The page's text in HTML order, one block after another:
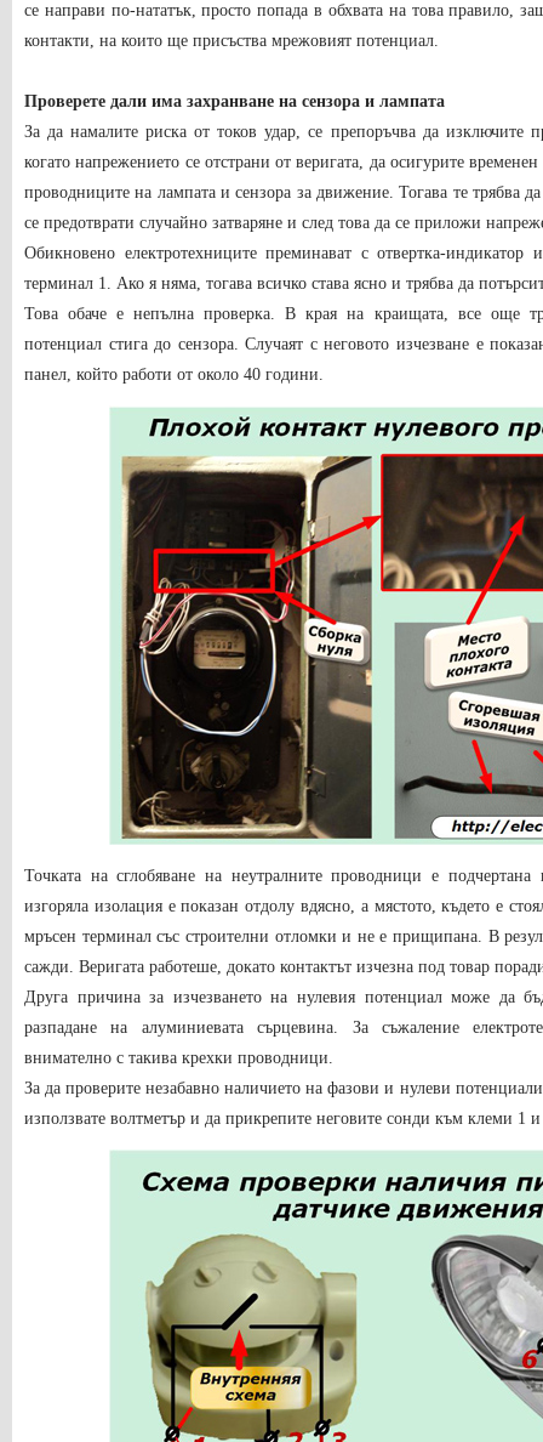
се направи по-нататък, просто попада в обхвата на това правило,
контакти, на които ще присъства мрежовият потенциал.
Проверете дали има захранване на сензора и лампата
За да намалите риска от токов удар, се препоръчва да изключите
когато напрежението се отстрани от веригата, да осигурите
проводниците на лампата и сензора за движение. Тогава те трябва
се предотврати случайно затваряне и след това да се приложи
Обикновено електротехниците преминават с отвертка-индикатор
терминал 1. Ако я няма, тогава всичко става ясно и трябва да
Това обаче е непълна проверка. В края на краищата, все още
потенциал стига до сензора. Случаят с неговото изчезване е
панел, който работи от около 40 години.
Точката на сглобяване на неутралните проводници е
изгоряла изолация е показан отдолу вдясно, а мястото, където е
мръсен терминал със строителни отломки и не е прищипана. В
сажди. Веригата работеше, докато контактът изчезна под товар
Друга причина за изчезването на нулевия потенциал може да
разпадане на алуминиевата сърцевина. За съжаление
внимателно с такива крехки проводници.
За да проверите незабавно наличието на фазови и нулеви
използвате волтметър и да прикрепите неговите сонди към клеми 1